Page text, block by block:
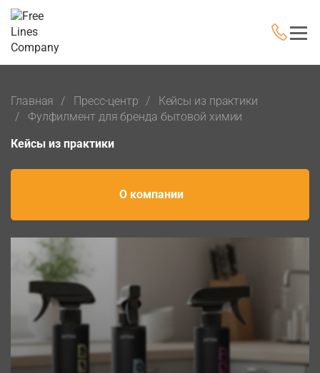
Главная Пресс-центр
Кейсы из практики
Фулфилмент для бренда бытовой химии
Кейсы из практики
О компании